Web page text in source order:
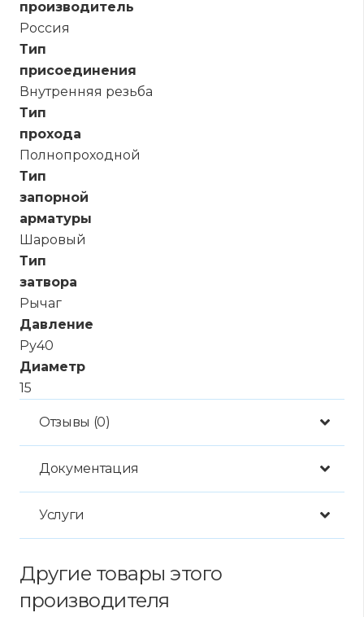
производитель
Россия
Тип
присоединения
Внутренняя резьба
Тип
прохода
Полнопроходной
Тип
запорной
арматуры
Шаровый
Тип
затвора
Рычаг
Давление
Ру40
Диаметр
15
Отзывы (0)
Документация
Услуги
Другие товары этого
производителя